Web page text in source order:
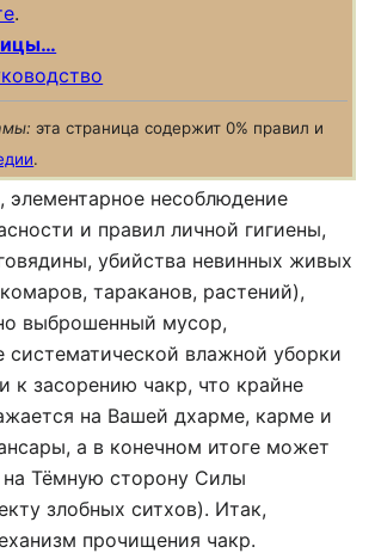
.
эта страница содержит 0% правил и
.
несоблюдение
и правил личной гигиены,
убийства невинных живых
тараканов, растений),
выброшенный мусор,
систематической влажной уборки
к засорению чакр, что крайне
на Вашей дхарме, карме и
а в конечном итоге может
на Тёмную сторону Силы
злобных ситхов). Итак,
прочищения чакр.